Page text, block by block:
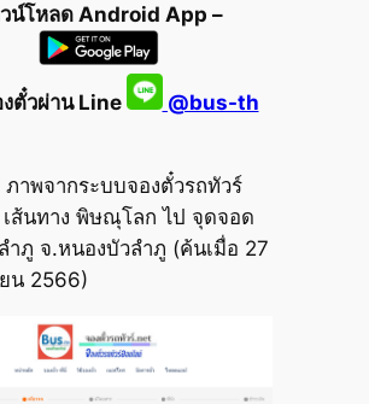
น์โหลด Android App –
งตั๋วผ่าน Line @bus-th
ภาพจากระบบจองตั๋วรถทัวร์
ส้นทาง พิษณุโลก ไป จุดจอด
ำภู จ.หนองบัวลำภู (ค้นเมื่อ 27
น 2566)